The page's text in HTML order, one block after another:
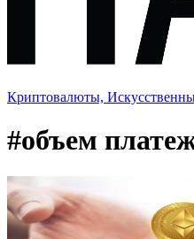
Криптовалюты,
#объем